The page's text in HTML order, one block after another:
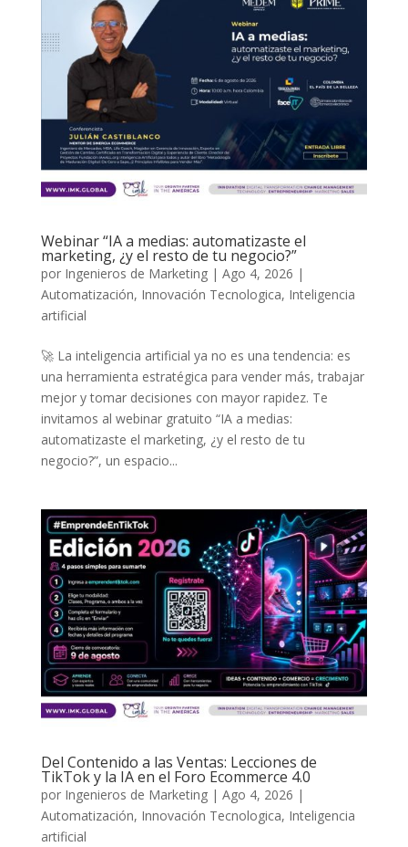
Webinar “IA a medias: automatizaste el
marketing, ¿y el resto de tu negocio?”
por Ingenieros de Marketing| Ago 4, 2026 |
Automatización, Innovación Tecnologica, Inteligencia
artificial
🚀 La inteligencia artificial ya no es una tendencia: es
una herramienta estratégica para vender más, trabajar
mejor y tomar decisiones con mayor rapidez. Te
invitamos al webinar gratuito “IA a medias:
automatizaste el marketing, ¿y el resto de tu
negocio?”, un espacio...
Del Contenido a las Ventas: Lecciones de
TikTok y la IA en el Foro Ecommerce 4.0
por Ingenieros de Marketing| Ago 4, 2026 |
Automatización, Innovación Tecnologica, Inteligencia
artificial